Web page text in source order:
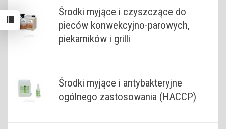
Środki myjące i czyszczące do
pieców konwekcyjno-parowych,
piekarników i grilli
Środki myjące i antybakteryjne
ogólnego zastosowania (HACCP)